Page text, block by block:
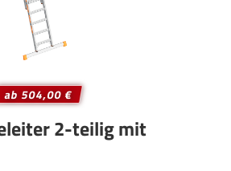
ab 504,00 €
2-teilig mit